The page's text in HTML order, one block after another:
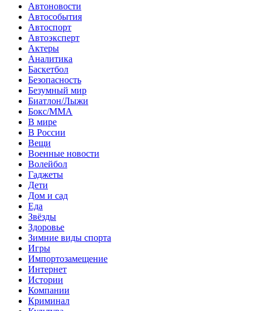
Автоновости
Автособытия
Автоспорт
Автоэксперт
Актеры
Аналитика
Баскетбол
Безопасность
Безумный мир
Биатлон/Лыжи
Бокс/MMA
В мире
В России
Вещи
Военные новости
Волейбол
Гаджеты
Дети
Дом и сад
Еда
Звёзды
Здоровье
Зимние виды спорта
Игры
Импортозамещение
Интернет
Истории
Компании
Криминал